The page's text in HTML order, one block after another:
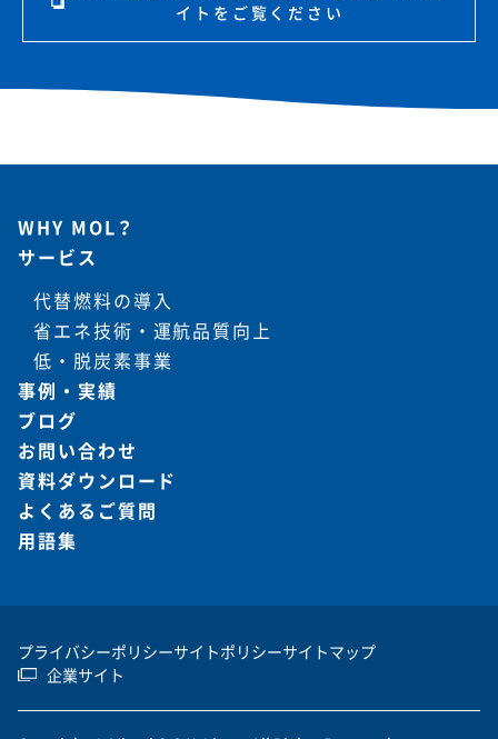
イトをご覧ください
WHY MOL？
サービス
代替燃料の導入
省エネ技術・運航品質向上
低・脱炭素事業
事例・実績
ブログ
お問い合わせ
資料ダウンロード
よくあるご質問
用語集
プライバシーポリシーサイトポリシーサイトマップ
企業サイト